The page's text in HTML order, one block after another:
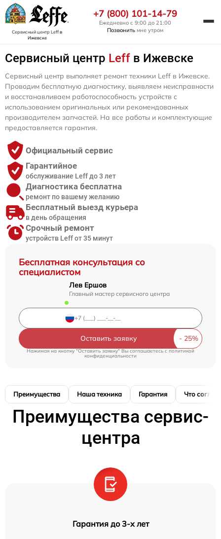
Сервисный центр Leffв
Ижевске
+7 (800) 101-14-79
Ежедневно с 9:00 до 21:00
Позвонить мне утром
Сервисный центр Leff в Ижевске
Бесплатная консультация со
специалистом
Лев Ершов
Главный мастер сервисного центра
Оставить заявку
Нажимая на кнопку "Оставить заявку" Вы соглашаетесь cполитикой
конфиденциальности
Сервисный центр выполняет ремонт техники Leff в Ижевске.
Проводим бесплатную диагностику, выявляем неисправности
и восстанавливаем работоспособность устройств с
использованием оригинальных или рекомендованных
производителем запчастей. На все работы и комплектующие
предоставляется гарантия.
Официальный сервис
Гарантийное
обслуживание Leff до 3 лет
Диагностика бесплатна
ремонт по вашему желанию
Бесплатный выезд курьера
в день обращения
Срочный ремонт
устройств Leff от 35 минут
Преимущества Наша техника Гарантия Что
Преимущества сервис-
центра
Гарантия до 3-х лет